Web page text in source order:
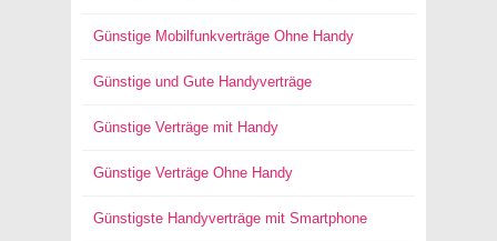
Günstige Mobilfunkverträge Ohne Handy
Günstige und Gute Handyverträge
Günstige Verträge mit Handy
Günstige Verträge Ohne Handy
Günstigste Handyverträge mit Smartphone